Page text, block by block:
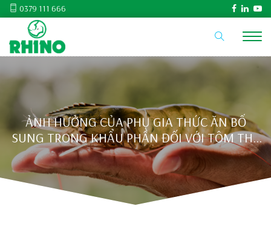
0379 111 666
ẢNH HƯỞNG CỦA PHỤ GIA THỨC ĂN BỔ
SUNG TRONG KHẨU PHẦN ĐỐI VỚI TÔM THẺ
CHÂN TRẮNG